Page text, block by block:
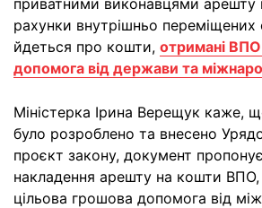
приватними виконавцями арешту
рахунки внутрішньо переміщених
йдеться про кошти, отримані ВПО
допомога від держави та
Міністерка Ірина Верещук каже,
було розроблено та внесено
проєкт закону, документ
накладення арешту на кошти ВПО,
цільова грошова допомога від